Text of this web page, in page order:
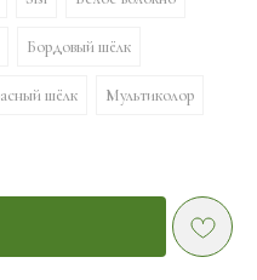
Бордовый шёлк
шёлк Мультиколор